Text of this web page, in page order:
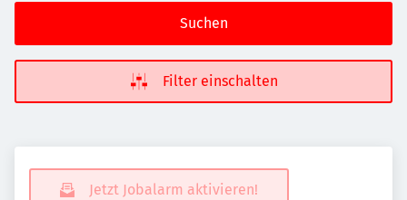
Suchen
Filter einschalten
Jetzt Jobalarm aktivieren!